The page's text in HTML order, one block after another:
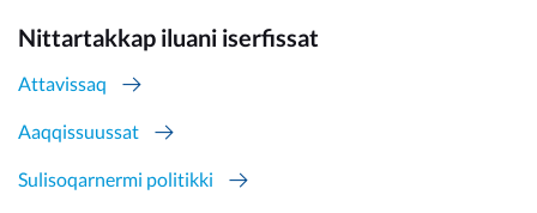
Nittartakkap iluani iserfissat
Attavissaq
Aaqqissuussat
Sulisoqarnermi politikki